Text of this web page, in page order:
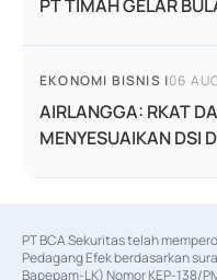
PT TIMAH GELAR
EKONOMI BISNIS |06
AIRLANGGA: RKAT
MENYESUAIKAN DSI
PT BCA Sekuritas telah
Pedagang Efek berdasarkan
Bapepam-LK) Nomor KEP-138/